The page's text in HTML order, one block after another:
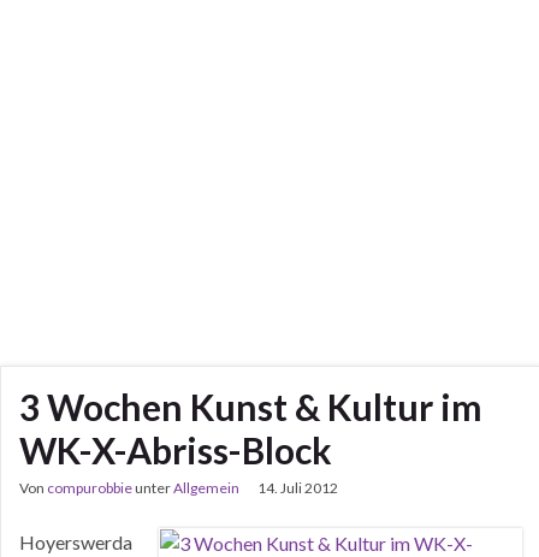
3 Wochen Kunst & Kultur im
WK-X-Abriss-Block
Von compurobbieunterAllgemein 14. Juli 2012
Hoyerswerda